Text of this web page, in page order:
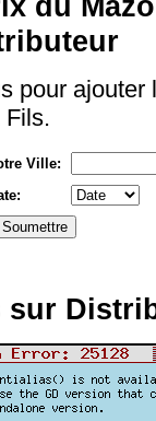
pour ajouter
Fils.
Ville:
sur